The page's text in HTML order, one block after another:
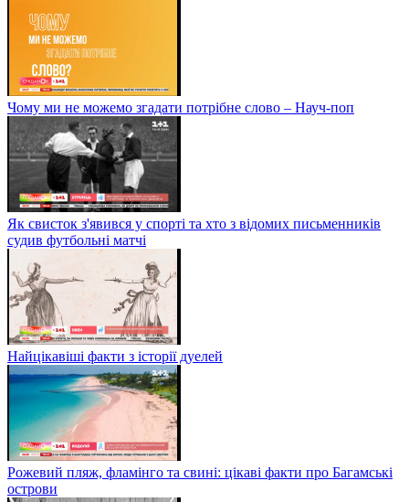
Чому ми не можемо згадати потрібне слово – Науч-поп
Як свисток з'явився у спорті та хто з відомих письменників
судив футбольні матчі
Найцікавіші факти з історії дуелей
Рожевий пляж, фламінго та свині: цікаві факти про Багамські
острови